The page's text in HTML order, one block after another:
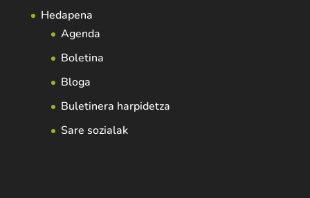
Hedapena
Agenda
Boletina
Bloga
Buletinera harpidetza
Sare sozialak